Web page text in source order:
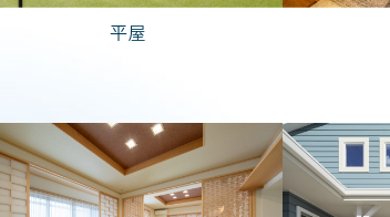
平屋
2LDK
40代で建てた家 50代で建てた家